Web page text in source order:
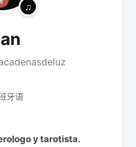
牙语
y tarotista.